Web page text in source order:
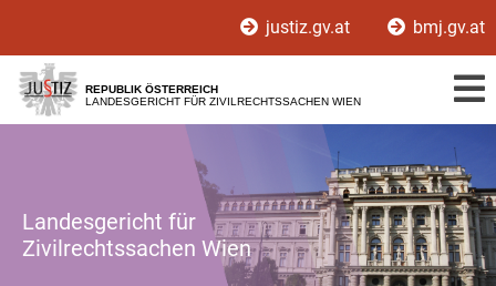
[1]
[2]
justiz.gv.at bmj.gv.at
REPUBLIK ÖSTERREICH
LANDESGERICHT FÜR ZIVILRECHTSSACHEN WIEN
Landesgericht für
Zivilrechtssachen Wien